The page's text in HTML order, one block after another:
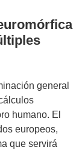
general
humano. El
europeos,
que servirá